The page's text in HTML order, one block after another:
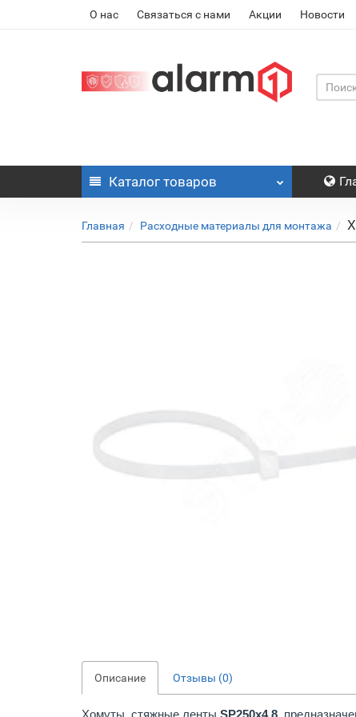
О нас Связаться с нами Акции Новости
Каталог товаров
Главная Расходные материалы для монтажа
Описание Отзывы (0)
Хомуты, стяжные ленты SP250x4,8